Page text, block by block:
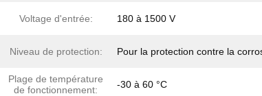
Voltage d'entrée: 180 à 1500 V
Niveau de protection: Pour la protection contre la
Plage de température
de fonctionnement:
-30 à 60 °C